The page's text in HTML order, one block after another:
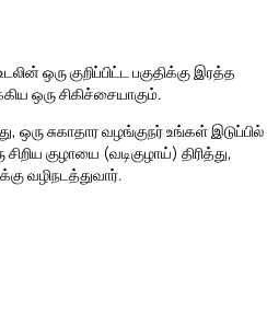
ஒரு குறிப்பிட்ட பகுதிக்கு இரத்த
ஒரு சிகிச்சையாகும்.
சுகாதார வழங்குநர் உங்கள் இடுப்பில்
குழாயை (வடிகுழாய்) திரித்து,
வழிநடத்துவார்.